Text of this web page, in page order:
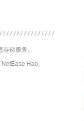
储服务。
Hao,